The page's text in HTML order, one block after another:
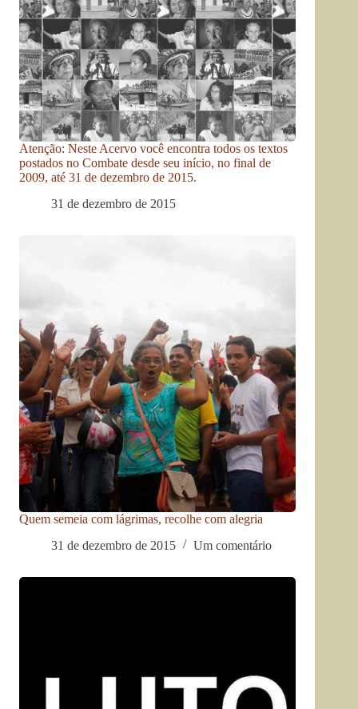
Atenção: Neste Acervo você encontra todos os textos
postados no Combate desde seu início, no final de
2009, até 31 de dezembro de 2015.
31 de dezembro de 2015
Quem semeia com lágrimas, recolhe com alegria
31 de dezembro de 2015
Um comentário